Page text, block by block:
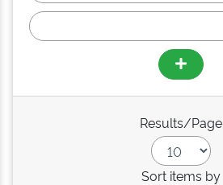
Results/Page
Sort items by